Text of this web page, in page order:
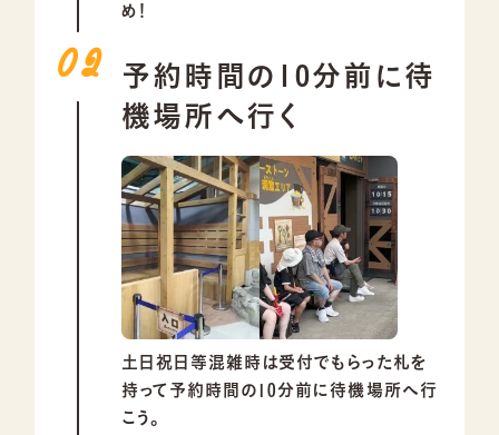
め！
予約時間の10分前に待
機場所へ行く
土日祝日等混雑時は受付でもらった札を
持って予約時間の10分前に待機場所へ行
こう。